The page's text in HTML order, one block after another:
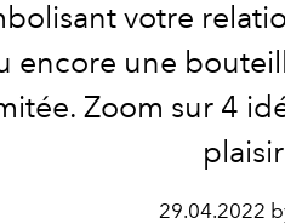
votre
encore une
Zoom sur 4
29.04.2022